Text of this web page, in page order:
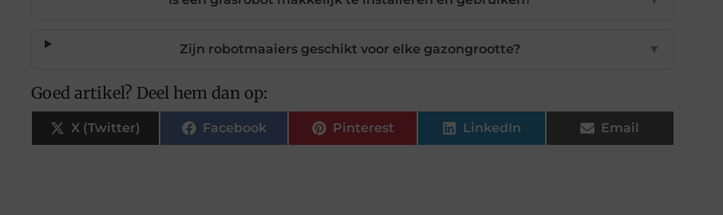
Zijn robotmaaiers geschikt voor elke gazongrootte? ▼
Goed artikel? Deel hem dan op:
X (Twitter) Facebook Pinterest LinkedIn Email